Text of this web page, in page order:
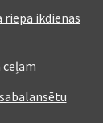
riepa ikdienas
ceļam